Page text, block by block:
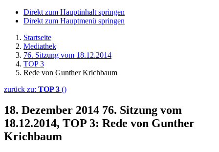
Direkt zum Hauptinhalt springen
Direkt zum Hauptmenü springen
Startseite
Mediathek
76. Sitzung vom 18.12.2014
TOP 3
Rede von Gunther Krichbaum
zurück zu: TOP 3 ()
18. Dezember 2014 76. Sitzung vom
18.12.2014, TOP 3: Rede von Gunther
Krichbaum